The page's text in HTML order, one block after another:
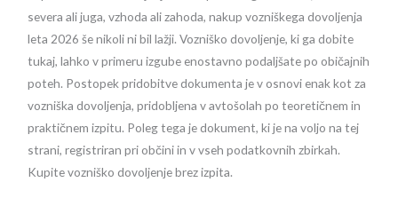
severa ali juga, vzhoda ali zahoda, nakup vozniškega dovoljenja
leta 2026 še nikoli ni bil lažji. Vozniško dovoljenje, ki ga dobite
tukaj, lahko v primeru izgube enostavno podaljšate po običajnih
poteh. Postopek pridobitve dokumenta je v osnovi enak kot za
vozniška dovoljenja, pridobljena v avtošolah po teoretičnem in
praktičnem izpitu. Poleg tega je dokument, ki je na voljo na tej
strani, registriran pri občini in v vseh podatkovnih zbirkah.
Kupite vozniško dovoljenje brez izpita.